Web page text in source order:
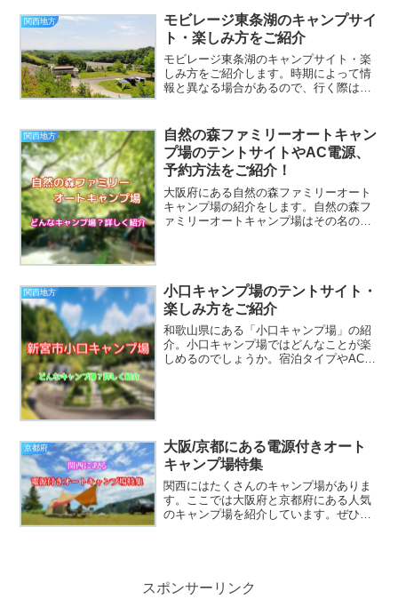
関西地方
モビレージ東条湖のキャンプサイ
ト・楽しみ方をご紹介
モビレージ東条湖のキャンプサイト・楽
しみ方をご紹介します。時期によって情
報と異なる場合があるので、行く際は直
元：公式サイト営業期間3月1日～11月30
日電話番号0795...
関西地方
自然の森ファミリーオートキャン
プ場のテントサイトやAC電源、
予約方法をご紹介！
大阪府にある自然の森ファミリーオート
キャンプ場の紹介をします。自然の森フ
ァミリーオートキャンプ場はその名の通
関西地方
小口キャンプ場のテントサイト・
楽しみ方をご紹介
和歌山県にある「小口キャンプ場」の紹
介。小口キャンプ場ではどんなことが楽
しめるのでしょうか。宿泊タイプやAC電
京都府
大阪/京都にある電源付きオート
キャンプ場特集
関西にはたくさんのキャンプ場がありま
す。ここでは大阪府と京都府にある人気
のキャンプ場を紹介しています。ぜひ参
スポンサーリンク